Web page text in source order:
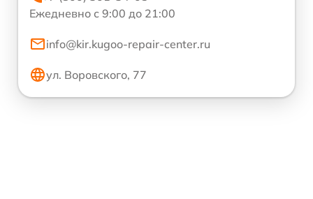
Ежедневно с 9:00 до 21:00
info@kir.kugoo-repair-center.ru
ул. Воровского, 77